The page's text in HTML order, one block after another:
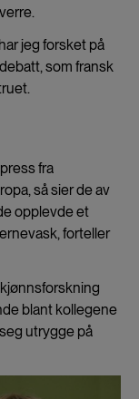
jeg forsket på
som fransk
fra
så sier de av
opplevde et
forteller
blant kollegene
utrygge på